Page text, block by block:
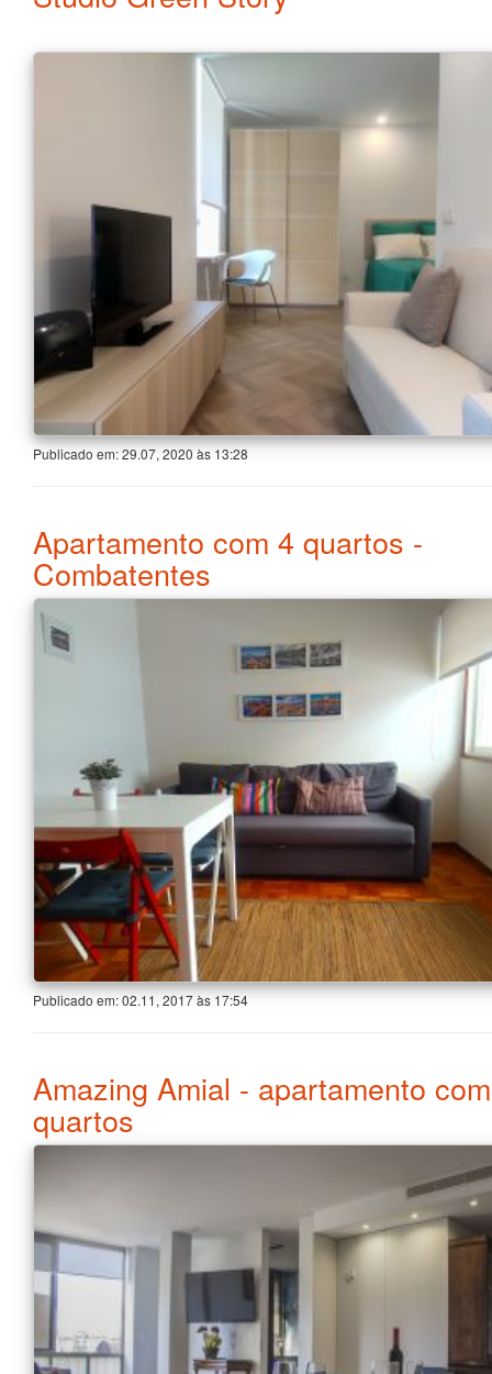
Publicado em:29.07, 2020 às 13:28
Apartamento com 4 quartos -
Combatentes
Publicado em:02.11, 2017às 17:54
Amazing Amial - apartamento
quartos